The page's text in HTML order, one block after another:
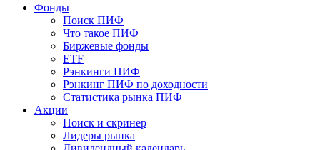
Фонды
Поиск ПИФ
Что такое ПИФ
Биржевые фонды
ETF
Рэнкинги ПИФ
Рэнкинг ПИФ по доходности
Статистика рынка ПИФ
Акции
Поиск и скринер
Лидеры рынка